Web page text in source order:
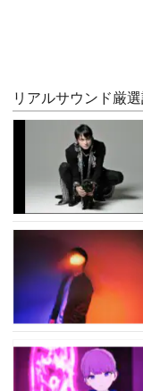
リアルサウンド厳